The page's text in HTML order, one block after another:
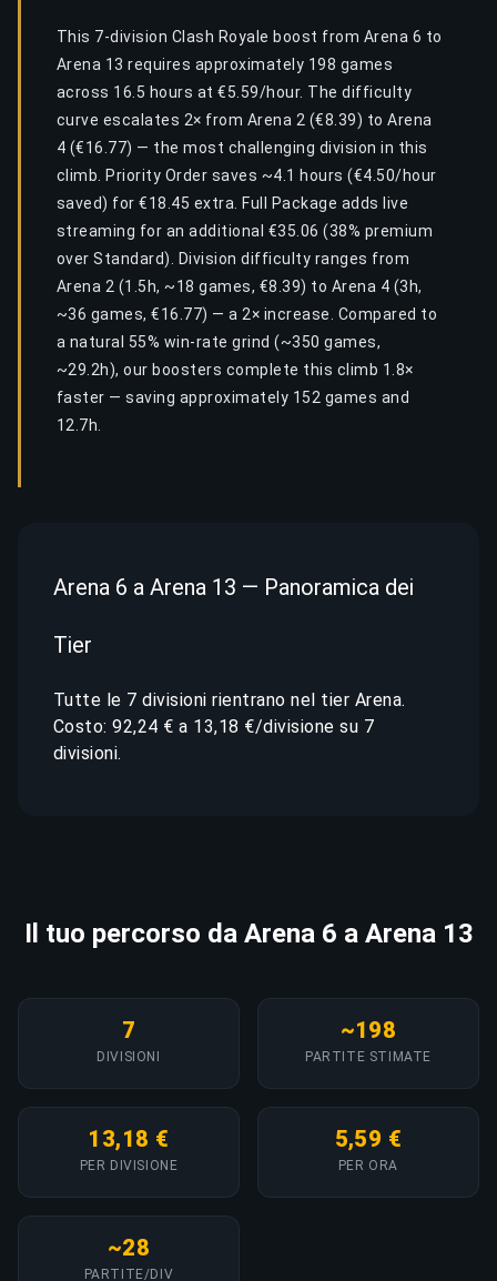
This 7-division Clash Royale boost from Arena 6 to
Arena 13 requires approximately 198 games
across 16.5 hours at €5.59/hour. The difficulty
curve escalates 2× from Arena 2 (€8.39) to Arena
4 (€16.77) — the most challenging division in this
climb. Priority Order saves ~4.1 hours (€4.50/hour
saved) for €18.45 extra. Full Package adds live
streaming for an additional €35.06 (38% premium
over Standard). Division difficulty ranges from
Arena 2 (1.5h, ~18 games, €8.39) to Arena 4 (3h,
~36 games, €16.77) — a 2× increase. Compared to
a natural 55% win-rate grind (~350 games,
~29.2h), our boosters complete this climb 1.8×
faster — saving approximately 152 games and
12.7h.
Arena 6 a Arena 13 — Panoramica dei
Tier
Tutte le 7 divisioni rientrano nel tier Arena.
Costo: 92,24 € a 13,18 €/divisione su 7
divisioni.
Il tuo percorso da Arena 6 a Arena 13
7
DIVISIONI
~198
PARTITE STIMATE
13,18 €
PER DIVISIONE
5,59 €
PER ORA
~28
PARTITE/DIV